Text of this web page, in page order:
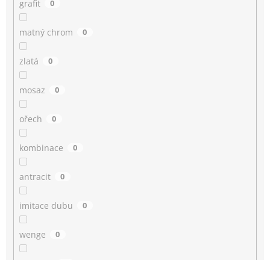
grafit 0
matný chrom 0
zlatá 0
mosaz 0
ořech 0
kombinace 0
antracit 0
imitace dubu 0
wenge 0